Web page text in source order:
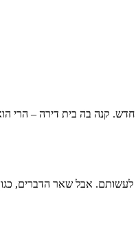
חדש. קנה בה בית דירה – הרי
אבל שאר הדברים,